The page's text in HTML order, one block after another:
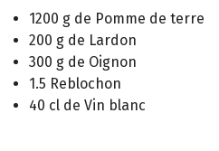
1200 g de Pomme de terre
200 g de Lardon
300 g de Oignon
1.5 Reblochon
40 cl de Vin blanc